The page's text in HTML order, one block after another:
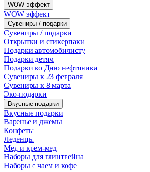
WOW эффект
WOW эффект
Сувениры / подарки
Сувениры / подарки
Открытки и стикерпаки
Подарки автомобилисту
Подарки детям
Подарки ко Дню нефтяника
Сувениры к 23 февраля
Сувениры к 8 марта
Эко-подарки
Вкусные подарки
Вкусные подарки
Варенье и джемы
Конфеты
Леденцы
Мед и крем-мед
Наборы для глинтвейна
Наборы с чаем и кофе